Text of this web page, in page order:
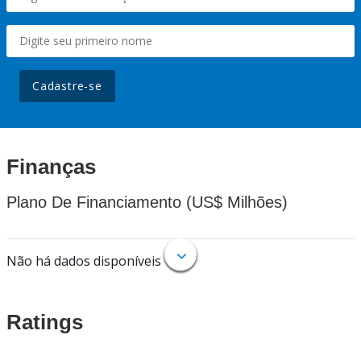
Cadastre-se
Finanças
Plano De Financiamento (US$ Milhões)
Não há dados disponíveis
Ratings